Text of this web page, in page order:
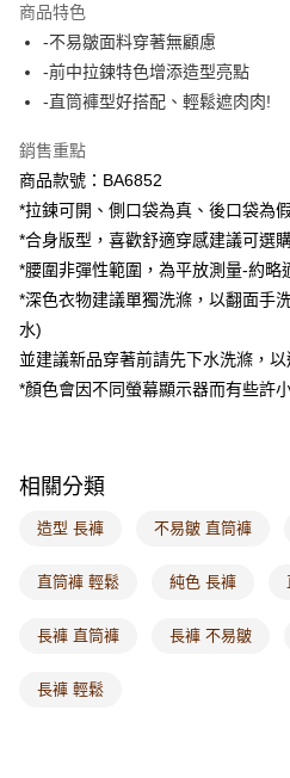
付款後萊爾富取貨
每筆NT$60，滿NT$1,000(含以上)免
7-11取貨付款
每筆NT$60，滿NT$1,000(含以上)免
付款後7-11取貨
每筆NT$60，滿NT$1,000(含以上)免
宅配
每筆NT$120，滿NT$1,000(含以上)
付款後門市自取
每筆NT$60，滿NT$1,000(含以上)
海外配送-歐美地區
商品特色
-不易皺面料穿著無顧慮
-前中拉鍊特色增添造型亮點
-直筒褲型好搭配、輕鬆遮肉肉!
銷售重點
商品款號：BA6852
*拉鍊可開、側口袋為真、後口袋為假
*合身版型，喜歡舒適穿感建議可選
*腰圍非彈性範圍，為平放測量-約略
*深色衣物建議單獨洗滌，以翻面手
水)
並建議新品穿著前請先下水洗滌，
*顏色會因不同螢幕顯示器而有些許
相關分類
造型 長褲 不易皺 直筒褲
直筒褲 輕鬆 純色 長褲
長褲 直筒褲 長褲 不易皺
長褲 輕鬆